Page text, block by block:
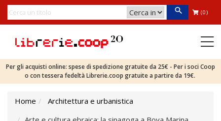
(0)
Per gli acquisti online: spese di spedizione gratuite da 25€ - Per i soci Coop
o con tessera fedeltà Librerie.coop gratuite a partire da 19€.
Home
Architettura e urbanistica